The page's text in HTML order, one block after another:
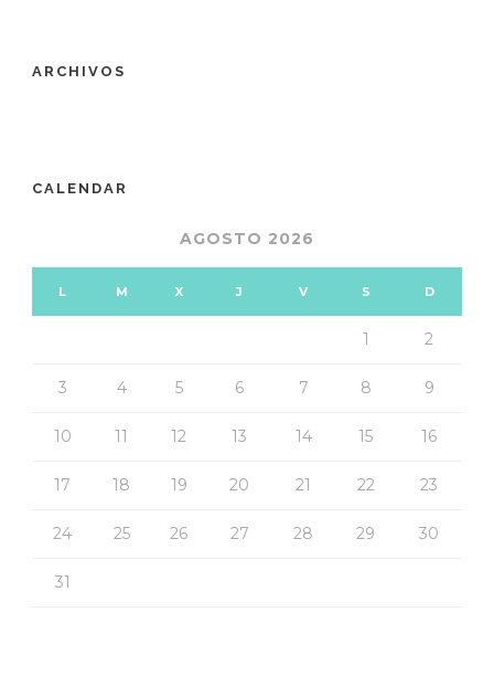
ARCHIVOS
CALENDAR
AGOSTO 2026
L M X J V S D
1 2
3 4 5 6 7 8 9
10 11 12 13 14 15 16
17 18 19 20 21 22 23
24 25 26 27 28 29 30
31